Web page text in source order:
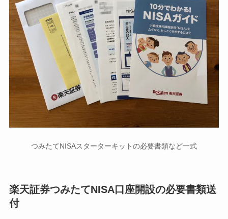
つみたてNISAスターターキットの必要書類など一式
楽天証券つみたてNISA口座開設の必要書類送
付